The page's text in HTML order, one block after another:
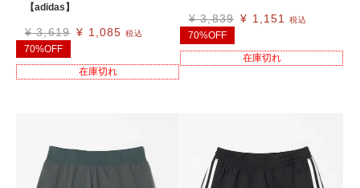
【adidas】
¥ 3,619 ¥ 1,085 税込
70%OFF
在庫切れ
¥ 3,839 ¥ 1,151 税込
70%OFF
在庫切れ